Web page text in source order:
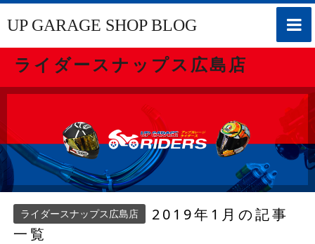
toggle
UP GARAGE SHOP BLOG
ライダースナップス広島店
ライダースナップス広島店
2019年1月の記事
一覧